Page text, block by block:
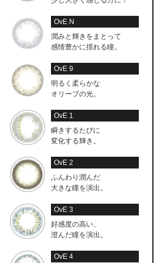
OvE N
潤みと輝きをまとって
感情豊かに揺れる瞳。
OvE 9
明るく柔らかな
オリーブの光。
OvE 1
瞬きするたびに
変化する輝き。
OvE 2
ふんわり潤んだ
大きな瞳を演出。
OvE 3
好感度の高い、
澄んだ瞳を演出。
OvE 4